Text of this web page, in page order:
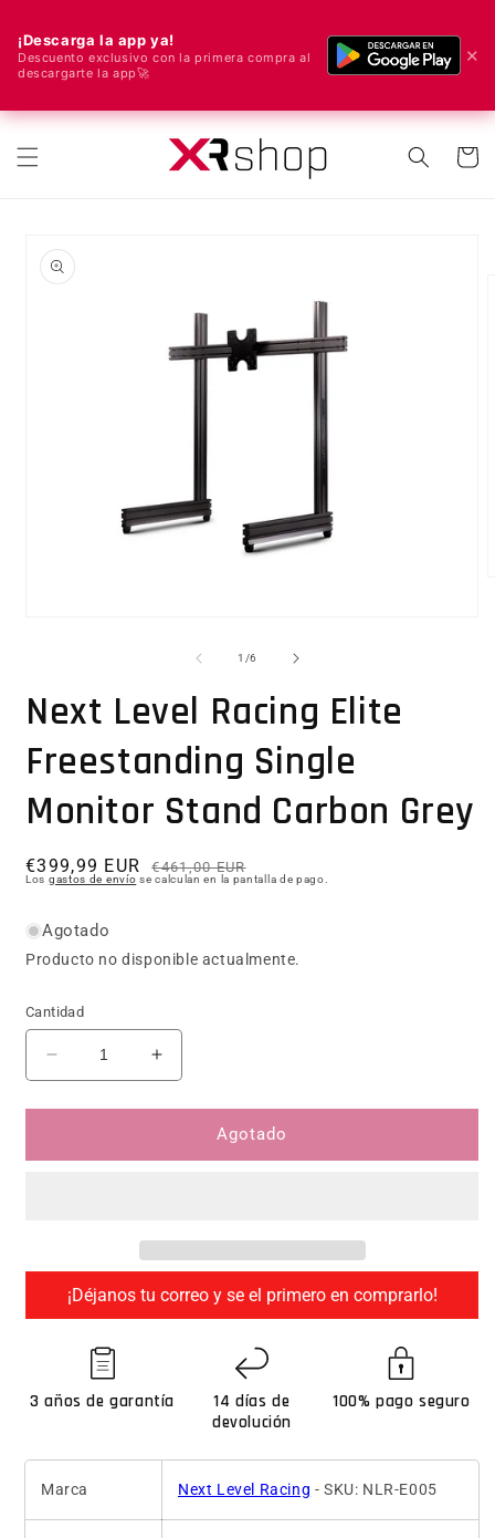
¡Descarga la app ya!
Descuento exclusivo con la primera compra al
descargarte la app🚀
✕
🌍 ¡Enviamos a todo el mundo! 🚀📦
Carrito
a la información del producto
1 /de
6
Next Level Racing Elite
Freestanding Single
Monitor Stand Carbon Grey
€461,00 EUR
€399,99 EUR
Los gastos de envío se calculan en la pantalla de pago.
Agotado
Producto no disponible actualmente.
Cantidad
Reducir cantidad para Next Level Racing Elite
Aumentar cantidad para Next Level
Agotado
¡Déjanos tu correo y se el primero en comprarlo!
3 años de garantía
14 días de
devolución
100% pago seguro
Marca Next Level Racing - SKU: NLR-E005